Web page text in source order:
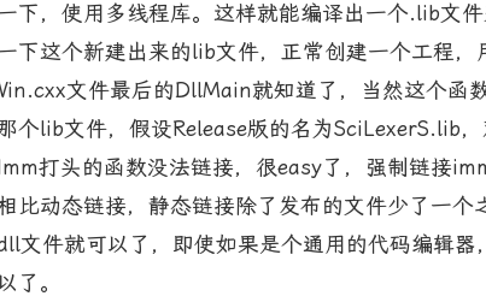
下，使用多线程库。这样就能编译出一个.lib文
这个新建出来的lib文件，正常创建一个工程，
文件最后的DllMain就知道了，当然这个函
个lib文件，假设Release版的名为SciLexerS.lib
打头的函数没法链接，很easy了，强制链接
动态链接，静态链接除了发布的文件少了一个
文件就可以了，即使如果是个通用的代码编辑
了。